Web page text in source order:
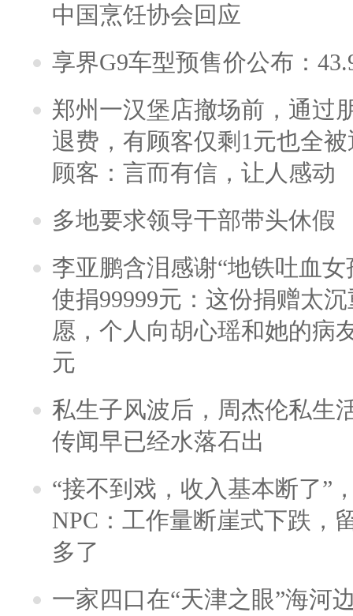
中国烹饪协会回应
享界G9车型预售价公布：
郑州一汉堡店撤场前，通过
退费，有顾客仅剩1元也全
顾客：言而有信，让人感动
多地要求领导干部带头休假
李亚鹏含泪感谢“地铁吐血
使捐99999元：这份捐赠太
愿，个人向胡心瑶和她的病
元
私生子风波后，周杰伦私生
传闻早已经水落石出
“接不到戏，收入基本断了”
NPC：工作量断崖式下跌，
多了
一家四口在“天津之眼”海河